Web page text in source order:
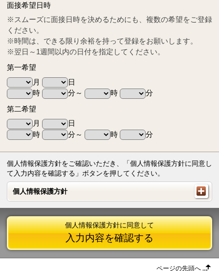
Tel
0570-55-0314
面接希望日時
※スムーズに面接日時を決めるためにも、複数の希望をご登録
ください。
※時間は、できる限り余裕を持って登録をお願いします。
※翌日～1週間以内の日付を指定してください。
第一希望
月
日
時
分～ 時
分
第二希望
月
日
時
分～ 時 分
個人情報保護方針をご確認いただき、「個人情報保護方針に同意し
て入力内容を確認する」ボタンを押してください。
個人情報保護方針
個人情報保護方針
個人情報保護方針に同意して
入力内容を確認する
ページの先頭へ